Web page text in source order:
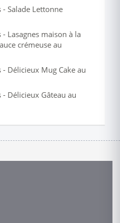
Salade Lettonne
Lasagnes maison à la
crémeuse au
Délicieux Mug Cake au
Délicieux Gâteau au